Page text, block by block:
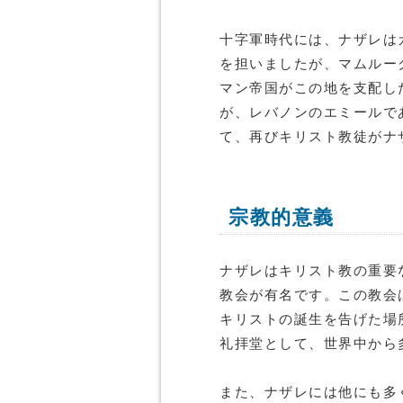
十字軍時代には、ナザレ
を担いましたが、マムル
マン帝国がこの地を支配
が、レバノンのエミール
て、再びキリスト教徒が
宗教的意義
ナザレはキリスト教の重
教会が有名です。この教
キリストの誕生を告げた
礼拝堂として、世界中か
また、ナザレには他にも